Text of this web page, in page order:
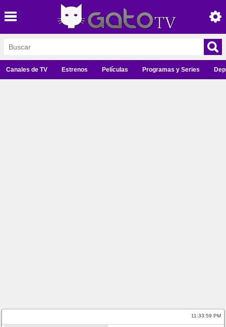
Canales de TV Estrenos Películas Programas y Series
11:33:59 PM